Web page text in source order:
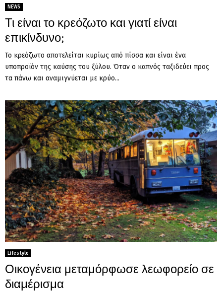
NEWS
Τι είναι το κρεόζωτο και γιατί είναι
επικίνδυνο;
Το κρεόζωτο αποτελείται κυρίως από πίσσα και είναι ένα
υποπροϊόν της καύσης του ξύλου. Όταν ο καπνός ταξιδεύει προς
τα πάνω και αναμιγνύεται με κρύο...
Lifestyle
Οικογένεια μεταμόρφωσε λεωφορείο σε
διαμέρισμα